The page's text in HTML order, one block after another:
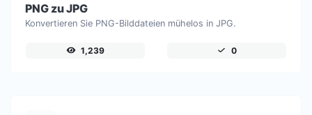
PNG zu JPG
Konvertieren Sie PNG-Bilddateien mühelos in JPG.
1,239 0